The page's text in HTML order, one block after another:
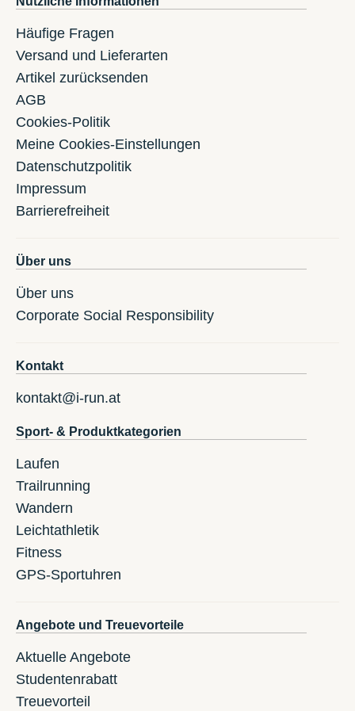
Häufige Fragen
Versand und Lieferarten
Artikel zurücksenden
AGB
Cookies-Politik
Meine Cookies-Einstellungen
Datenschutzpolitik
Impressum
Barrierefreiheit
Über uns
Über uns
Corporate Social Responsibility
Kontakt
kontakt@i-run.at
Sport- & Produktkategorien
Laufen
Trailrunning
Wandern
Leichtathletik
Fitness
GPS-Sportuhren
Angebote und Treuevorteile
Aktuelle Angebote
Studentenrabatt
Treuevorteil